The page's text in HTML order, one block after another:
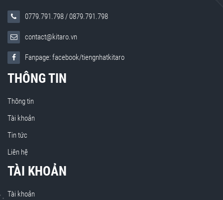
0779.791.798/0879.791.798
contact@kitaro.vn
Fanpage: facebook/tiengnhatkitaro
THÔNG TIN
Thông tin
Tài khoản
Tin tức
Liên hệ
TÀI KHOẢN
Tài khoản